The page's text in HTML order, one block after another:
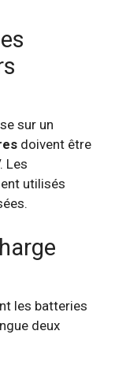
sur un
doivent être
Les
utilisés
les batteries
deux